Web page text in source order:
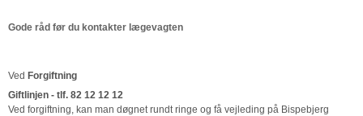
Gode råd før du kontakter lægevagten
Ved Forgiftning
Giftlinjen - tlf. 82 12 12 12
Ved forgiftning, kan man døgnet rundt ringe og få vejleding på Bispebjerg